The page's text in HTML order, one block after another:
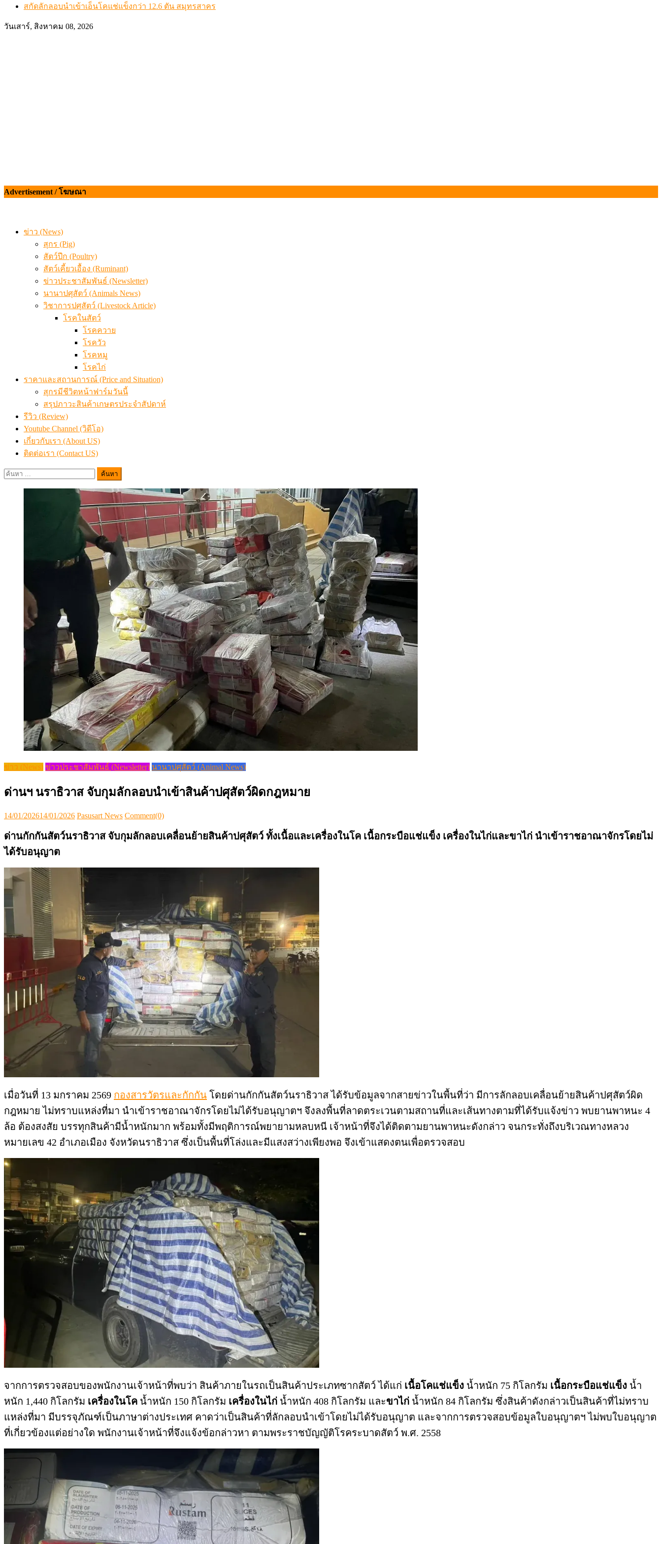
สกัดลักลอบนำเข้าเอ็นโคแช่แข็งกว่า 12.6 ตัน สมุทรสาคร
วันเสาร์, สิงหาคม 08, 2026
Advertisement / โฆษณา
ข่าว (News)
สุกร (Pig)
สัตว์ปีก (Poultry)
สัตว์เคี้ยวเอื้อง (Ruminant)
ข่าวประชาสัมพันธ์ (Newsletter)
นานาปศุสัตว์ (Animals News)
วิชาการปศุสัตว์ (Livestock Article)
โรคในสัตว์
โรคควาย
โรควัว
โรคหมู
โรคไก่
ราคาและสถานการณ์ (Price and Situation)
สุกรมีชีวิตหน้าฟาร์มวันนี้
สรุปภาวะสินค้าเกษตรประจำสัปดาห์
รีวิว (Review)
Youtube Channel (วิดีโอ)
เกี่ยวกับเรา (About US)
ติดต่อเรา (Contact US)
ค้นหา
ข่าว (News) ข่าวประชาสัมพันธ์ (Newsletter) นานาปศุสัตว์ (Animal News)
ด่านฯ นราธิวาส จับกุมลักลอบนำเข้าสินค้าปศุสัตว์ผิดกฎหมาย
Posted
14/01/202614/01/2026 Author
Pasusart News Comment(0)
ด่านกักกันสัตว์นราธิวาส จับกุมลักลอบเคลื่อนย้ายสินค้าปศุสัตว์ ทั้งเนื้อและเครื่องในโค เนื้อกระบือแช่แข็ง เครื่องในไก่และขาไก่ นำเข้าราชอาณาจักรโดยไม่
ได้รับอนุญาต
เมื่อวันที่ 13 มกราคม 2569 กองสารวัตรและกักกัน โดยด่านกักกันสัตว์นราธิวาส ได้รับข้อมูลจากสายข่าวในพื้นที่ว่า มีการลักลอบเคลื่อนย้ายสินค้าปศุสัตว์ผิด
กฎหมาย ไม่ทราบแหล่งที่มา นำเข้าราชอาณาจักรโดยไม่ได้รับอนุญาตฯ จึงลงพื้นที่ลาดตระเวนตามสถานที่และเส้นทางตามที่ได้รับแจ้งข่าว พบยานพาหนะ 4
ล้อ ต้องสงสัย บรรทุกสินค้ามีน้ำหนักมาก พร้อมทั้งมีพฤติการณ์พยายามหลบหนี เจ้าหน้าที่จึงได้ติดตามยานพาหนะดังกล่าว จนกระทั่งถึงบริเวณทางหลวง
หมายเลข 42 อำเภอเมือง จังหวัดนราธิวาส ซึ่งเป็นพื้นที่โล่งและมีแสงสว่างเพียงพอ จึงเข้าแสดงตนเพื่อตรวจสอบ
จากการตรวจสอบของพนักงานเจ้าหน้าที่พบว่า สินค้าภายในรถเป็นสินค้าประเภทซากสัตว์ ได้แก่ เนื้อโคแช่แข็ง น้ำหนัก 75 กิโลกรัม เนื้อกระบือแช่แข็ง น้ำ
หนัก 1,440 กิโลกรัม เครื่องในโค น้ำหนัก 150 กิโลกรัม เครื่องในไก่ น้ำหนัก 408 กิโลกรัม และขาไก่ น้ำหนัก 84 กิโลกรัม ซึ่งสินค้าดังกล่าวเป็นสินค้าที่ไม่ทราบ
แหล่งที่มา มีบรรจุภัณฑ์เป็นภาษาต่างประเทศ คาดว่าเป็นสินค้าที่ลักลอบนำเข้าโดยไม่ได้รับอนุญาต และจากการตรวจสอบข้อมูลใบอนุญาตฯ ไม่พบใบอนุญาต
ที่เกี่ยวข้องแต่อย่างใด พนักงานเจ้าหน้าที่จึงแจ้งข้อกล่าวหา ตามพระราชบัญญัติโรคระบาดสัตว์ พ.ศ. 2558